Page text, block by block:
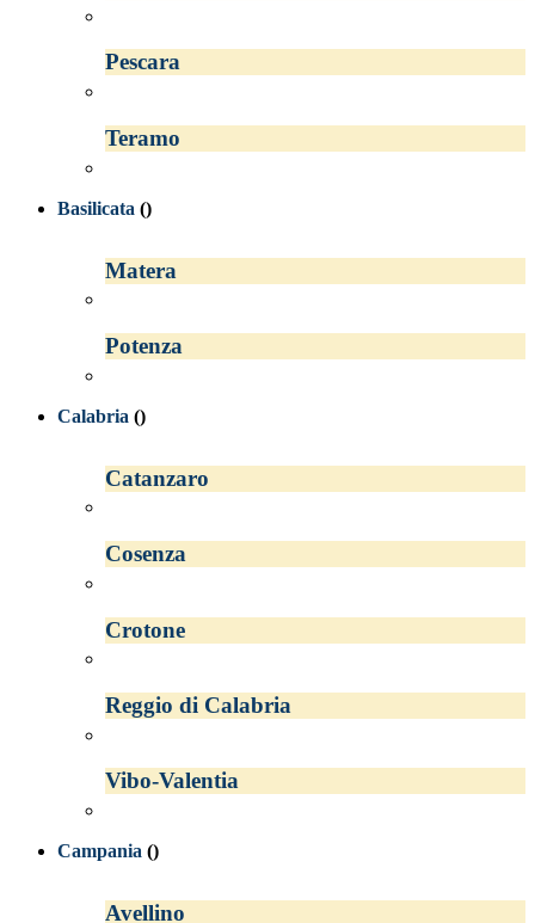
Pescara
Teramo
Basilicata ()
Matera
Potenza
Calabria ()
Catanzaro
Cosenza
Crotone
Reggio di Calabria
Vibo-Valentia
Campania ()
Avellino